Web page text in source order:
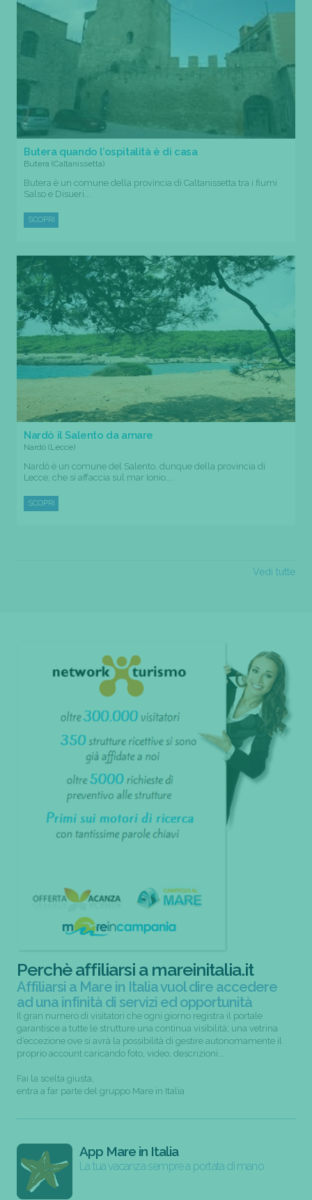
Butera quando l’ospitalità è di casa
Butera (Caltanissetta)
Butera è un comune della provincia di Caltanissetta tra i fiumi
Salso e Disueri....
SCOPRI
Nardò il Salento da amare
Nardò (Lecce)
Nardò è un comune del Salento, dunque della provincia di
Lecce, che si affaccia sul mar Ionio....
SCOPRI
Vedi tutte
Perchè affiliarsi a mareinitalia.it
Affiliarsi a Mare in Italia vuol dire accedere
ad una infinità di servizi ed opportunità
Il gran numero di visitatori che ogni giorno registra il portale
garantisce a tutte le strutture una continua visibilità; una vetrina
d’eccezione ove si avrà la possibilità di gestire autonomamente il
proprio account caricando foto, video, descrizioni...
Fai la scelta giusta,
entra a far parte del gruppo Mare in Italia
App Mare in Italia
La tua vacanza sempre a portata di mano